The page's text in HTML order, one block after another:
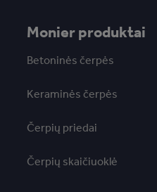
Monier produktai
Betoninės čerpės
Keraminės čerpės
Čerpių priedai
Čerpių skaičiuoklė